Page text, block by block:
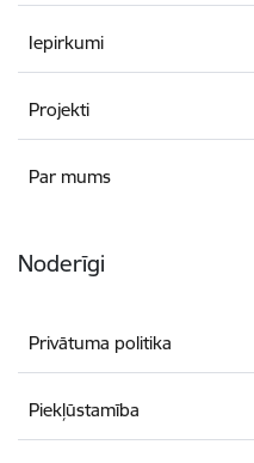
Iepirkumi
Projekti
Par mums
Noderīgi
Privātuma politika
Piekļūstamība